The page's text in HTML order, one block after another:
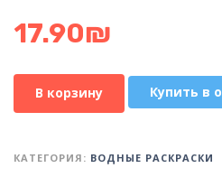
17.90₪
В корзину Купить в
КАТЕГОРИЯ: ВОДНЫЕ РАСКРАСКИ